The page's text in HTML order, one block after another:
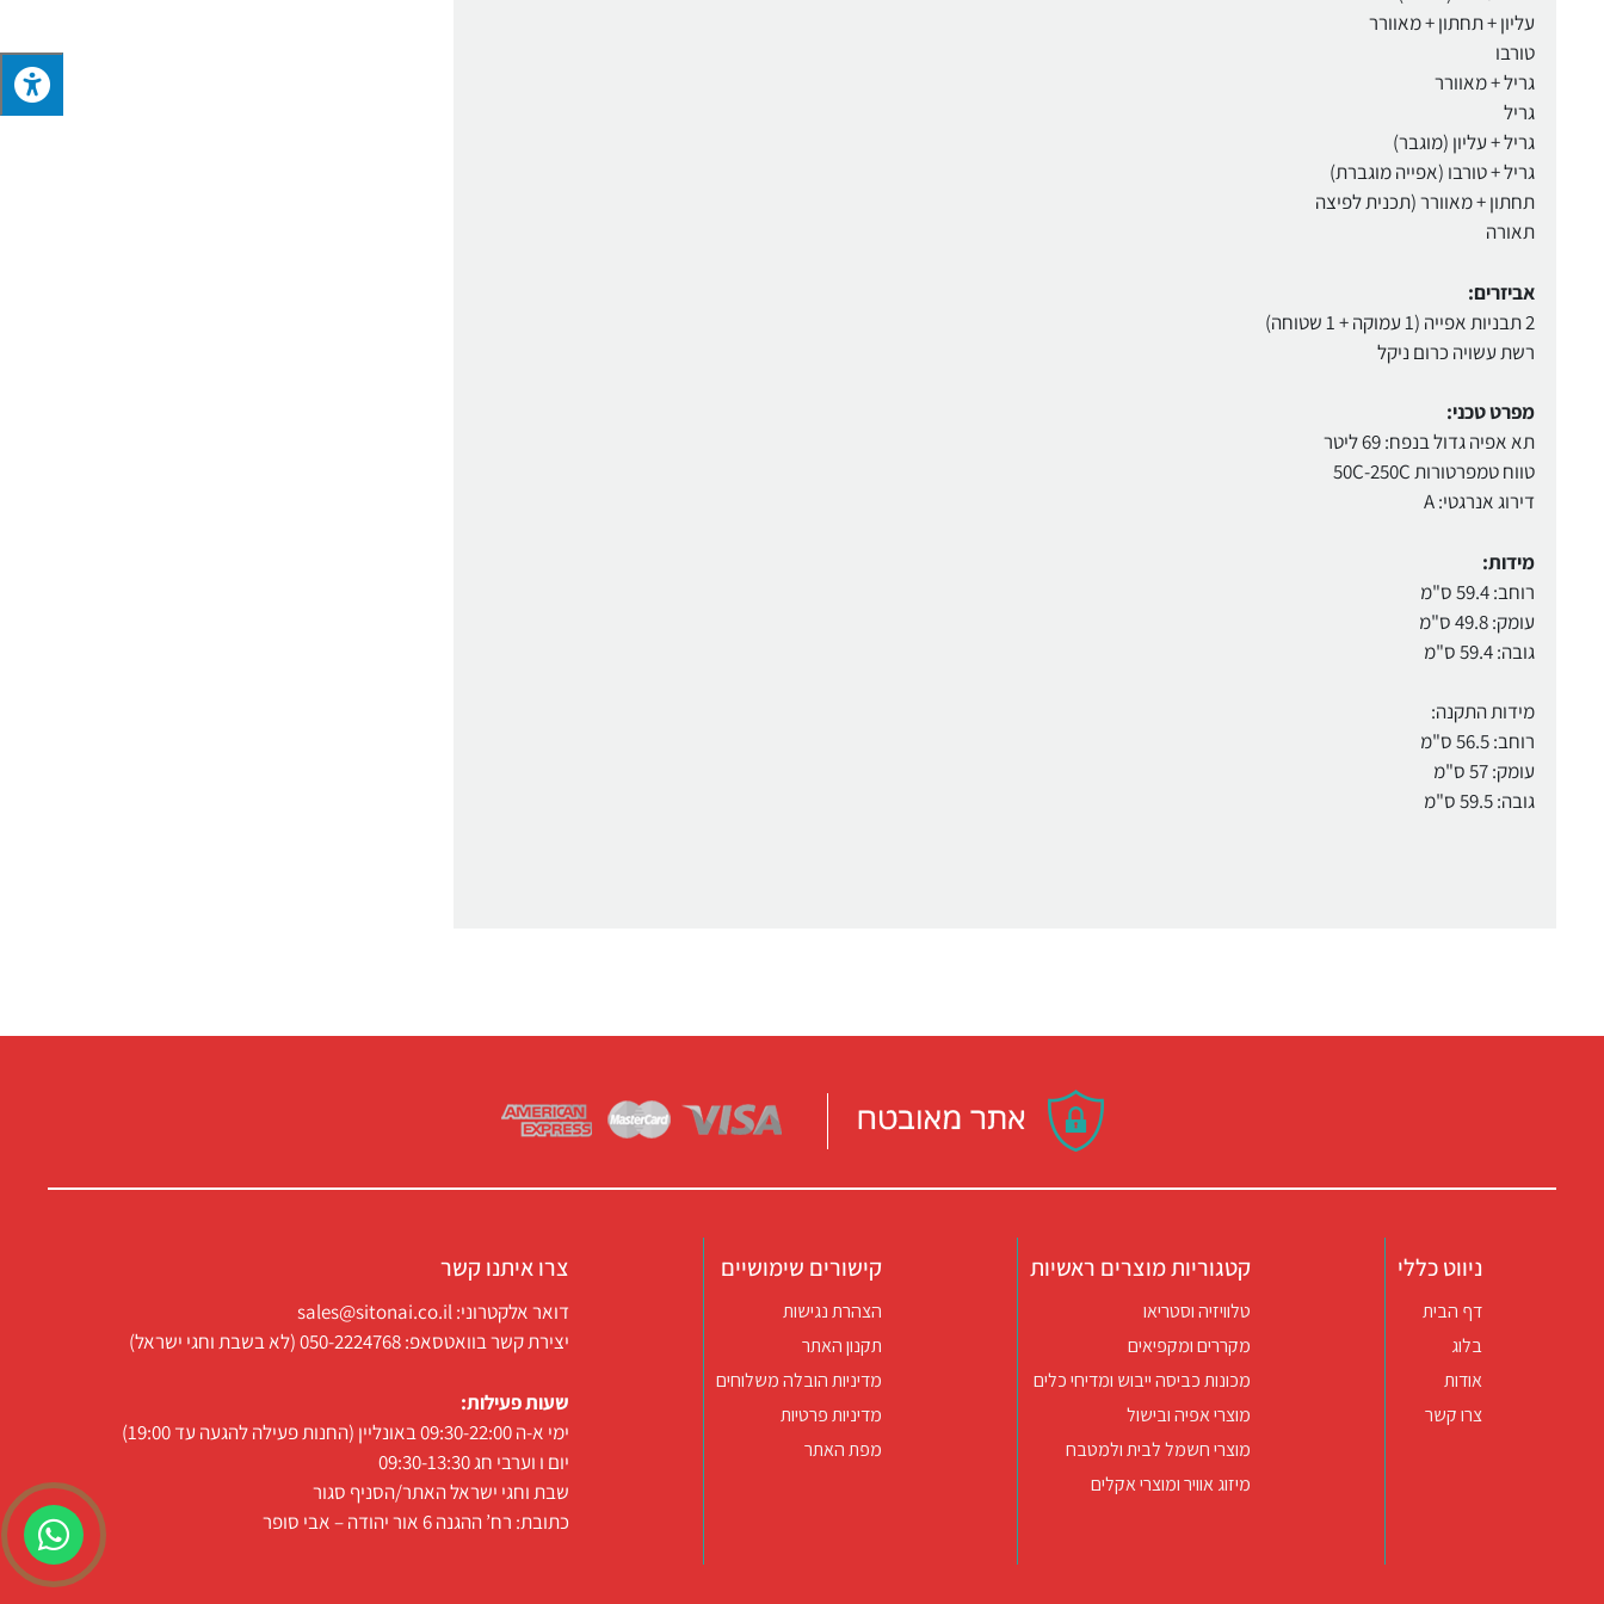
עליון + תחתון + מאוורר
טורבו
גריל + מאוורר
גריל
גריל + עליון (מוגבר)
גריל + טורבו (אפייה מוגברת)
תחתון + מאוורר (תכנית לפיצה
תאורה
אביזרים:
2 תבניות אפייה (1 עמוקה + 1 שטוחה)
רשת עשויה כרום ניקל
מפרט טכני:
תא אפיה גדול בנפח: 69 ליטר
טווח טמפרטורות 50C-250C
דירוג אנרגטי: A
מידות:
רוחב: 59.4 ס"מ
עומק: 49.8 ס"מ
גובה: 59.4 ס"מ
מידות התקנה:
רוחב: 56.5 ס"מ
עומק: 57 ס"מ
גובה: 59.5 ס"מ
ניווט כללי
דף הבית
בלוג
אודות
צרו קשר
קטגוריות מוצרים ראשיות
טלוויזיה וסטריאו
מקררים ומקפיאים
מכונות כביסה ייבוש ומדיחי כלים
מוצרי אפיה ובישול
מוצרי חשמל לבית ולמטבח
מיזוג אוויר ומוצרי אקלים
קישורים שימושיים
הצהרת נגישות
תקנון האתר
מדיניות הובלה משלוחים
מדיניות פרטיות
מפת האתר
צרו איתנו קשר
דואר אלקטרוני: sales@sitonai.co.il
יצירת קשר בוואטסאפ: 050-2224768 (לא בשבת וחגי ישראל)
שעות פעילות:
ימי א-ה 09:30-22:00 באונליין (החנות פעילה להגעה עד 19:00)
יום ו וערבי חג 09:30-13:30
שבת וחגי ישראל האתר/הסניף סגור
כתובת: רח’ ההגנה 6 אור יהודה – אבי סופר